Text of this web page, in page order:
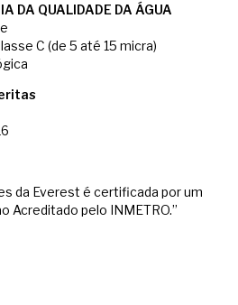
DA QUALIDADE DA ÁGUA
C (de 5 até 15 micra)
da Everest é certificada por um
Acreditado pelo INMETRO.”